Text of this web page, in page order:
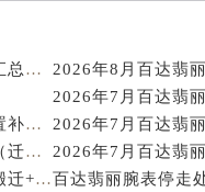
服务中心（需提前预约）
服务中心（需提前预约）
服务中心（需提前预约）
后服务中心（需提前预
2026年8月百达翡丽官方维修网点及保养中心变动补充汇总文本内容公示
2026年8月百达翡
2026年7月百达翡丽官方售后维修保养业务网点重新配置补充通知
2026年7月百达翡丽官方售后服务点变化补充最终总览（迁址+新设）
2026年7月百达翡丽官方售后网点调整最终补充速报（搬迁+新设）百达翡丽腕表停走